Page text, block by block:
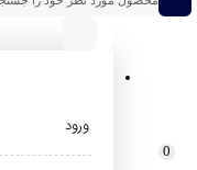
0
ورود
از 5 رای
ویژگی ها